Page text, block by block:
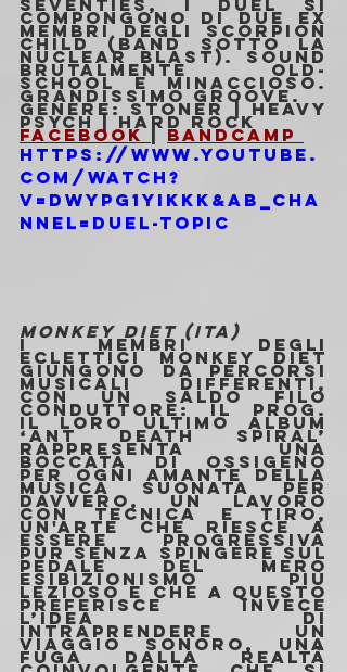
compongono di due ex
membri degli Scorpion
Child (band sotto la
Nuclear Blast). Sound
brutalmente old-
school e minaccioso.
Grandissimo groove.
Genere: Stoner | Heavy
psych | Hard Rock
Facebook | Bandcamp
https://www.youtube.
com/watch?
v=dWyPg1YikKk&ab_cha
nnel=Duel-Topic
MONKEY DIET (ITA)
I membri degli
eclettici Monkey Diet
giungono da percorsi
musicali differenti,
con un saldo filo
conduttore: il prog.
Il loro ultimo album
‘Ant Death Spiral’
rappresenta una
boccata di ossigeno
per ogni amante della
musica suonata per
davvero, un lavoro
con tecnica e tiro,
un'arte che riesce a
essere progressiva
pur senza spingere sul
pedale del mero
esibizionismo più
lezioso e che a questo
preferisce invece
l’idea di
intraprendere un
viaggio sonoro, una
fuga dalla realtà